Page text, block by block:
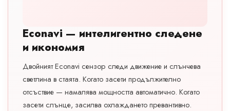
Econavi — интелигентно следене
и икономия
Двойният Econavi сензор следи движение и слънчева
светлина в стаята. Когато засети продължително
отсъствие — намалява мощността автоматично. Когато
засети слънце, засилва охлаждането превантивно.